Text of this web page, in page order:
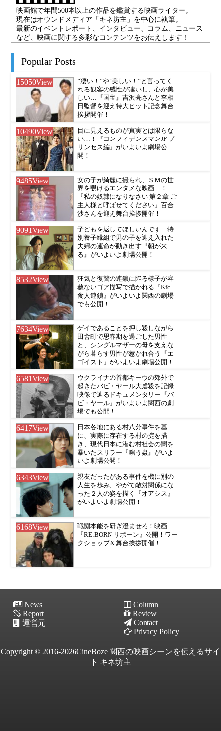
映画館で年間500本以上の作品を鑑賞する映画ライター。
現在はオウンドメディア「キネ坊主」を中心に執筆。
最新のイベントレポート、インタビュー、コラム、ニュース
など、映画に関する多彩なコンテンツをお伝えします！
Popular Posts
15050View
”凄い！”や”美しい！”と言ってく
れる観客の感性が凄いし、心が美
しい…『国宝』吉沢亮さんと李相
日監督を迎え特大ヒット記念舞台
挨拶開催！
10490View
目に見えるものが真実とは限らな
い…！『コンフィデンスマンJP プ
リンセス編』がいよいよ劇場公
開！
9485View
女の子が綺麗に撮られ、ＳＭの世
界を覗けるエンタメな映画…！
『私の奴隷になりなさい 第２章 ご
主人様と呼ばせてください』百合
沙さんを迎え舞台挨拶開催！
9091View
子どもを返してほしいんです…特
別養子縁組で男の子を迎え入れた
夫婦の運命が動き出す『朝が来
る』がいよいよ劇場公開！
8532View
狂気と復讐の連鎖に陥る様子が容
赦ないゴア描写で描かれる『Kfc
食人連鎖』がいよいよ関西の劇場
でも公開！
7634View
ゲイであることを押し殺しながら
田舎町で思春期を過ごした男性
と、シングルマザーの母を支えな
がら暮らす男性が惹かれ合う『エ
ゴイスト』がいよいよ劇場公開！
6581View
ウクライナの首都キーウの郊外で
起きたバビ・ヤール大虐殺を記録
映像で辿るドキュメンタリー『バ
ビ・ヤール』がいよいよ関西の劇
場でも公開！
6417View
日本各地にある村八分事件を基
に、実際に存在する村の掟を描
き、現代日本に潜む村社会の闇を
暴いたスリラー『嗤う蟲』がいよ
いよ劇場公開！
6343View
親友だったがある事件を機に別の
人生を歩み、やがて敵対関係にな
った２人の姿を描く『オアシス』
がいよいよ劇場公開！
6168View
戦闘本能を研ぎ澄ませろ！映画
『RE:BORN リボーン』公開！ワー
クショップ＆舞台挨拶開催！
News
Column
Report
Review
運営元
Contact
Privacy Policy
Copyright © 2016-2026CineBoze 関西の映画シーンを伝えるサイ
ト|キネ坊主